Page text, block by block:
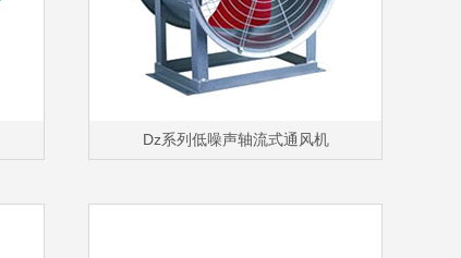
Dz系列低噪声轴流式通风机